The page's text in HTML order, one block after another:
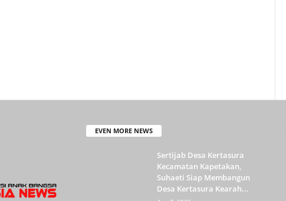
EVEN MORE NEWS
Sertijab Desa Kertasura
Kecamatan Kapetakan,
Suhaeti Siap Membangun
Desa Kertasura Kearah...